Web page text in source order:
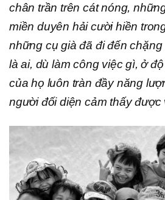
chân trần trên cát nóng,
miền duyên hải cười hiền
những cụ già đã đi đến
là ai, dù làm công việc gì, ở
của họ luôn tràn đầy năng
người đối diện cảm thấy được